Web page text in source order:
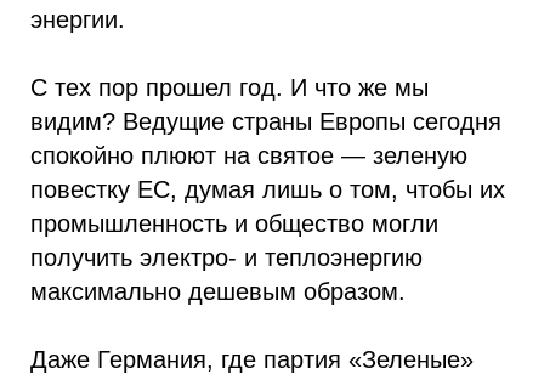
энергии.
С тех пор прошел год. И что же мы
видим? Ведущие страны Европы сегодня
спокойно плюют на святое — зеленую
повестку ЕС, думая лишь о том, чтобы их
промышленность и общество могли
получить электро- и теплоэнергию
максимально дешевым образом.
Даже Германия, где партия «Зеленые»